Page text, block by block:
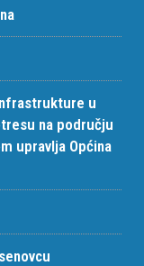
u
na području
upravlja Općina